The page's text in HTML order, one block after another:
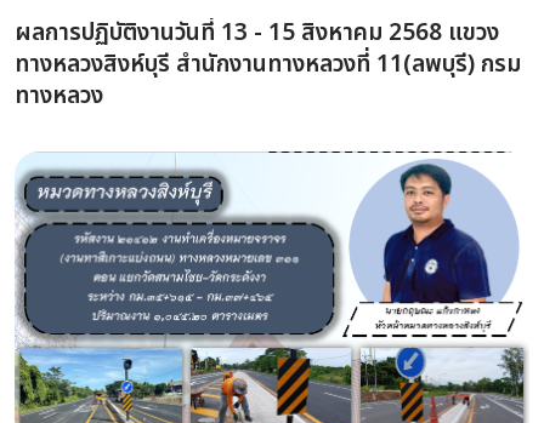
ผลการปฏิบัติงานวันที่ 13 - 15 สิงหาคม 2568 แขวง
ทางหลวงสิงห์บุรี สำนักงานทางหลวงที่ 11(ลพบุรี) กรม
ทางหลวง